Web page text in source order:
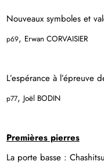
Nouveaux symboles et
p69, Erwan CORVAISIER
L’espérance à l’épreuve
p77,Joël BODIN
Premières pierres
La porte basse :